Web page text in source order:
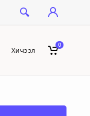
Хичээл
0